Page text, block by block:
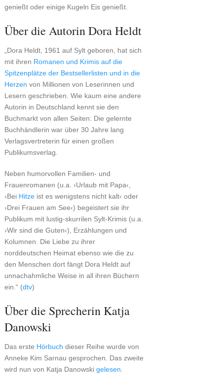
genießt oder einige Kugeln Eis genießt.
Über die Autorin Dora Heldt
„Dora Heldt, 1961 auf Sylt geboren, hat sich
mit ihren Romanen und Krimis auf die
Spitzenplätze der Bestsellerlisten und in die
Herzen von Millionen von Leserinnen und
Lesern geschrieben. Wie kaum eine andere
Autorin in Deutschland kennt sie den
Buchmarkt von allen Seiten: Die gelernte
Buchhändlerin war über 30 Jahre lang
Verlagsvertreterin für einen großen
Publikumsverlag.
Neben humorvollen Familien- und
Frauenromanen (u.a. ›Urlaub mit Papa‹,
›Bei Hitzeist es wenigstens nicht kalt‹ oder
›Drei Frauen am See‹) begeistert sie ihr
Publikum mit lustig-skurrilen Sylt-Krimis (u.a.
›Wir sind die Guten‹), Erzählungen und
Kolumnen. Die Liebe zu ihrer
norddeutschen Heimat ebenso wie die zu
den Menschen dort fängt Dora Heldt auf
unnachahmliche Weise in all ihren Büchern
ein.“ (dtv)
Über die Sprecherin Katja
Danowski
Das erste Hörbuch dieser Reihe wurde von
Anneke Kim Sarnau gesprochen. Das zweite
wird nun von Katja Danowski gelesen